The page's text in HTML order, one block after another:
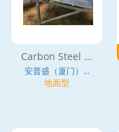
Carbon Steel ...
安普盛（厦门）...
地面型